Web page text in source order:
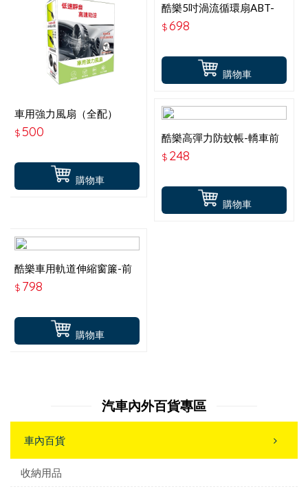
購物車
車用強力風扇（全配）
$ 500
購物車
酷樂5吋渦流循環扇ABT-
E083
$698
購物車
酷樂高彈力防蚊帳-轎車前
窗2入(有開孔)ABT-A146
$ 248
購物車
酷樂車用軌道伸縮窗簾-前
窗2入-50x39CM ABT-
A139
$ 798
汽車內外百貨專區
車內百貨
收納用品